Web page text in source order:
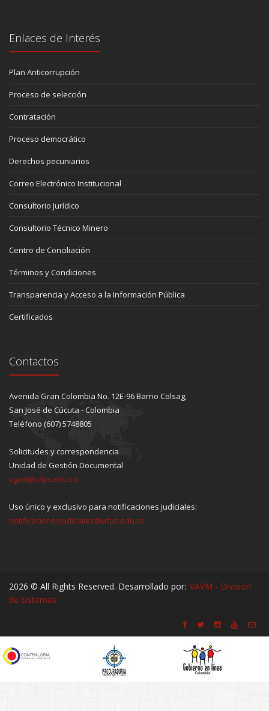
Enlaces de Interés
Plan Anticorrupción
Proceso de selección
Contratación
Proceso democrático
Derechos pecuniarios
Correo Electrónico Institucional
Consultorio Jurídico
Consultorio Técnico Minero
Centro de Conciliación
Términos y Condiciones
Transparencia y Acceso a la Información Pública
Certificados
Contactos
Avenida Gran Colombia No. 12E-96 Barrio Colsag,
San José de Cúcuta - Colombia
Teléfono (607) 5748805
Solicitudes y correspondencia
Unidad de Gestión Documental
ugad@ufps.edu.co
Uso único y exclusivo para notificaciones judiciales:
notificacionesjudiciales@ufps.edu.co
2026 © All Rights Reserved. Desarrollado por: VAVM - División
de Sistemas